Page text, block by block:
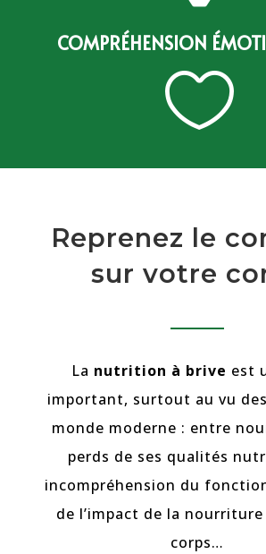
COMPRÉHENSION

Reprenez le
sur votre
La nutrition à brive est
important, surtout au vu
monde moderne : entre
perds de ses qualités
incompréhension du
de l’impact de la
corps…